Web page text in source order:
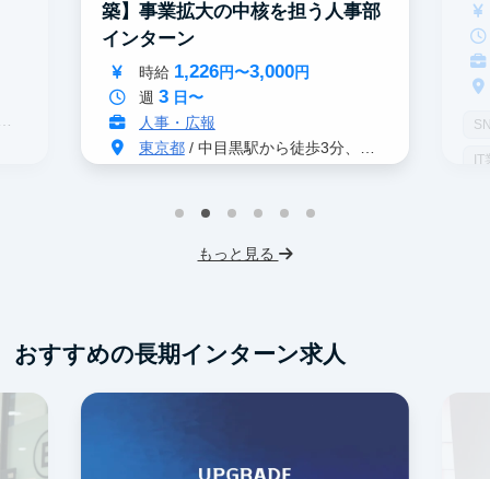
築】事業拡大の中核を担う人事部
インターン
時給 1,226円〜3,000円
週 3日〜
人事・広報
東京都/ 中目黒駅から徒歩3分、恵比寿駅から徒歩10分
プロダクトマネジメント 事業立案
未経験OK 不動産業界
交通費支給
IT
もっと見る
おすすめの長期インターン求人